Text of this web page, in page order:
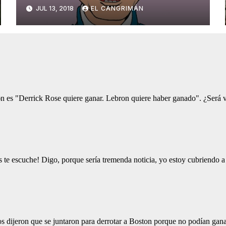
Cuarto Pa’ No
Desperdiciarlos
JUL 13, 2018 EL CANGRIMÁN